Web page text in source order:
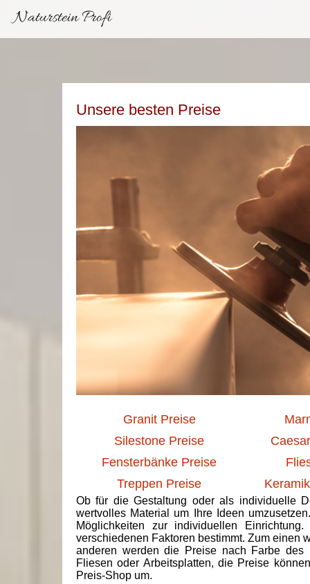
Naturstein Profi
Unsere besten Preise
Granit Preise
Silestone Preise
Fensterbänke Preise
Treppen Preise
Ob für die Gestaltung oder als individuelle
wertvolles Material um Ihre Ideen
Möglichkeiten zur individuellen
verschiedenen Faktoren bestimmt. Zum einen
anderen werden die Preise nach Farbe des
Fliesen oder Arbeitsplatten, die Preise
Preis-Shop um.